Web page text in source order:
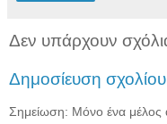
Δεν υπάρχουν
Δημοσίευση σχολίου
Σημείωση: Μόνο ένα μέλος